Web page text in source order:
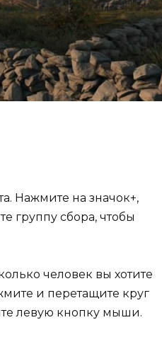
Нажмите на значок+,
группу сбора, чтобы
человек вы хотите
и перетащите круг
левую кнопку мыши.